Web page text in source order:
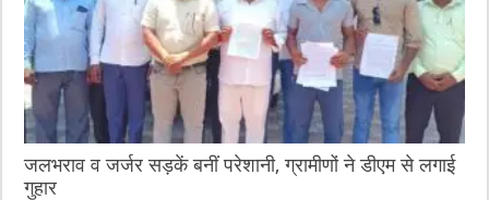
जलभराव व जर्जर सड़कें बनीं परेशानी, ग्रामीणों ने डीएम से लगाई
गुहार